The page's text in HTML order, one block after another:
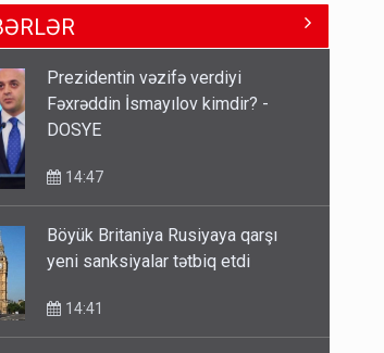
ŞOK! David Seliverstov ölkədən
qaçdı
Bu ölkələrə şəxsiyyət vəsiqəsi ilə
10:53
Ərdoğana sui-qəsd planının
iştirakçısı detalları açıqladı
Prezidentin vəzifə verdiyi
Fəxrəddin İsmayılov kimdir? -
DOSYE
14:47
Böyük Britaniya Rusiyaya qarşı
yeni sanksiyalar tətbiq etdi
14:41